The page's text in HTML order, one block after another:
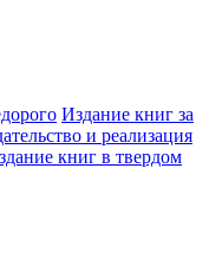
Издание книг за
и реализация
книг в твердом